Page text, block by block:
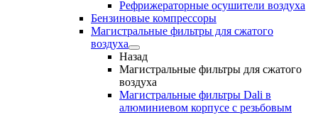
Рефрижераторные осушители воздуха
Бензиновые компрессоры
Магистральные фильтры для сжатого
воздуха
Назад
Магистральные фильтры для сжатого
воздуха
Магистральные фильтры Dali в
алюминиевом корпусе с резьбовым